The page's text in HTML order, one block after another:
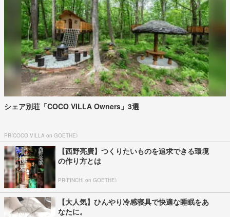
シェア別荘「COCO VILLA Owners」3選
PR(COCO VILLA on GOETHE)
【西野亮廣】つくりたいものを追求できる環境
の作り方とは
PR(FINCHI on GOETHE)
【大人気】ひんやり冷感寝具で快適な睡眠をあ
なたに。